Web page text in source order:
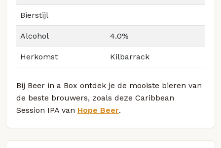
Bierstijl
Alcohol 4.0%
Herkomst Kilbarrack
Bij Beer in a Box ontdek je de mooiste bieren van
de beste brouwers, zoals deze Caribbean
Session IPA van Hope Beer.